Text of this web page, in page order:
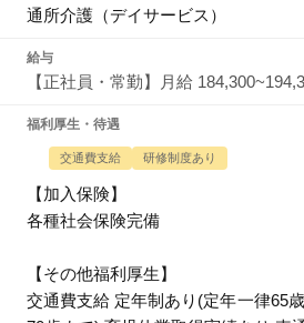
通所介護（デイサービス）
給与
【正社員・常勤】月給
福利厚生・待遇
交通費支給 研修制度あり
【加入保険】
各種社会保険完備
【その他福利厚生】
交通費支給 定年制あり(定年一律65